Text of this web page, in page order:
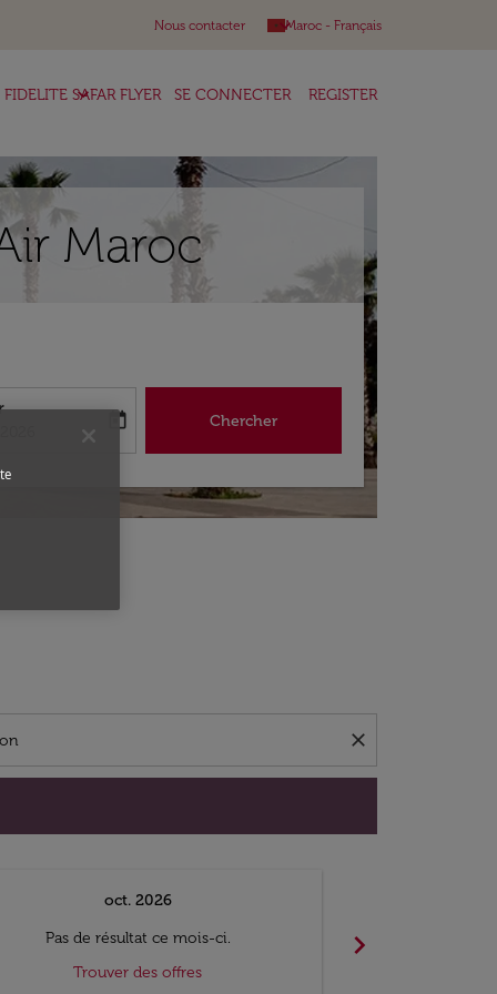
Nous contacter Maroc - Français
keyboard_arrow_down
FIDELITE SAFAR FLYER
keyboard_arrow_down SE CONNECTER REGISTER
Maroc
return-date-aria-label
today Chercher
close
oct. 2026
Pas de résultat ce mois-ci.
Trouver des offres
chevron_right